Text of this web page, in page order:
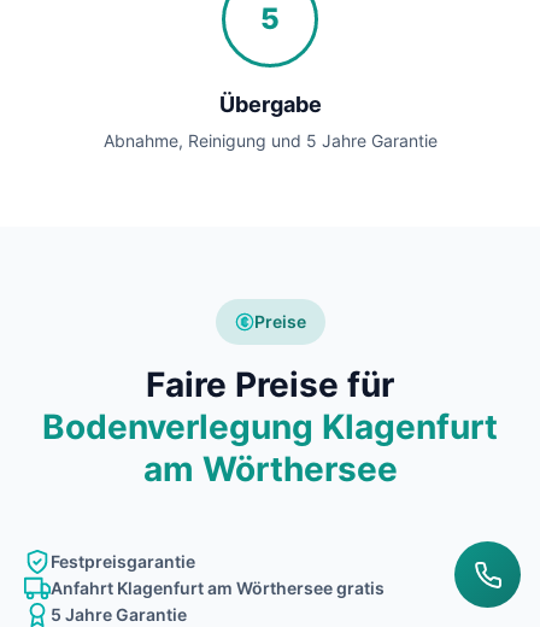
5
Übergabe
Abnahme, Reinigung und 5 Jahre Garantie
Preise
Faire Preise für
Bodenverlegung Klagenfurt
am Wörthersee
Festpreisgarantie
Anfahrt Klagenfurt am Wörthersee gratis
5 Jahre Garantie